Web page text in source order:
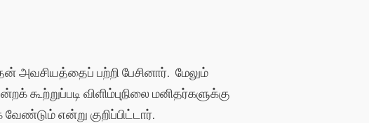
அவசியத்தைப் பற்றி பேசினார். மேலும்
விளிம்புநிலை மனிதர்களுக்கு
என்று குறிப்பிட்டார்.